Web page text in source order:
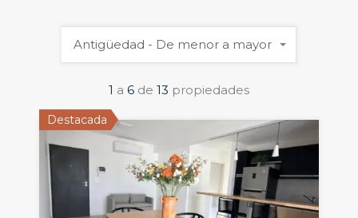
1 a 6 de 13 propiedades
Antigüedad - De menor a mayor
Destacada